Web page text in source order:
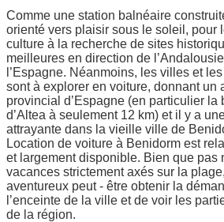
Comme une station balnéaire
orienté vers plaisir sous le soleil, pour
culture à la recherche de sites
meilleures en direction de
l’Espagne. Néanmoins, les villes et
sont à explorer en voiture, donnant un
provincial d’Espagne (en particulier
d’Altea à seulement 12 km) et il y a
attrayante dans la vieille ville de
Location de voiture à Benidorm est
et largement disponible. Bien que pas
vacances strictement axés sur la
aventureux peut - être obtenir la
l’enceinte de la ville et de voir les
de la région.